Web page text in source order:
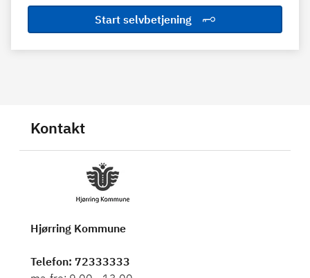
Start selvbetjening
Kontakt
Hjørring Kommune
Telefon: 72333333